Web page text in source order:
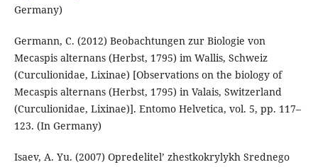
Germany)
Germann, C. (2012) Beobachtungen zur Biologie von
Mecaspis alternans (Herbst, 1795) im Wallis, Schweiz
(Curculionidae, Lixinae) [Observations on the biology of
Mecaspis alternans (Herbst, 1795) in Valais, Switzerland
(Curculionidae, Lixinae)]. Entomo Helvetica, vol. 5, pp. 117–
123. (In Germany)
Isaev, A. Yu. (2007) Opredelitel’ zhestkokrylykh Srednego